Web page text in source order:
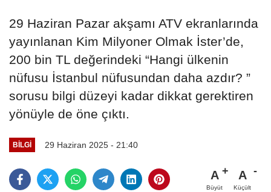
29 Haziran Pazar akşamı ATV ekranlarında
yayınlanan Kim Milyoner Olmak İster’de,
200 bin TL değerindeki “Hangi ülkenin
nüfusu İstanbul nüfusundan daha azdır? ”
sorusu bilgi düzeyi kadar dikkat gerektiren
yönüyle de öne çıktı.
BILGI 29 Haziran 2025 - 21:40
A
Büyüt
A
Küçült